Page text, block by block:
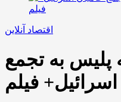
اقتصاد آنلاین
پلیس به تجمع
فیلم